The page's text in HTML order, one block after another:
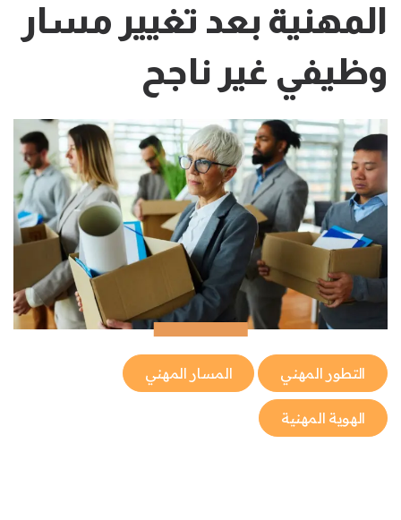
المهنية بعد تغيير مسار
وظيفي غير ناجح
التطور المهني المسار المهني
الهوية المهنية